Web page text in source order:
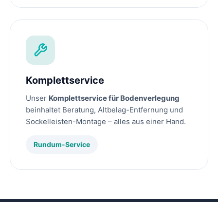
Komplettservice
Unser Komplettservice für Bodenverlegung
beinhaltet Beratung, Altbelag-Entfernung und
Sockelleisten-Montage – alles aus einer Hand.
Rundum-Service